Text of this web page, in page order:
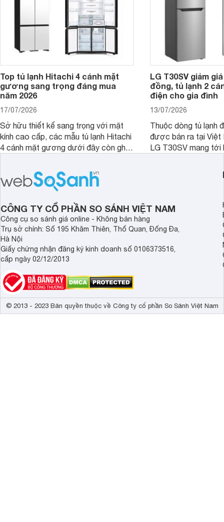
Top tủ lạnh Hitachi 4 cánh mặt
gương sang trọng đáng mua
năm 2026
17/07/2026
Sở hữu thiết kế sang trọng với mặt
kính cao cấp, các mẫu tủ lạnh Hitachi
4 cánh mặt gương dưới đây còn ghi
công nghệ bảo quản hiện đại, đáp ứng
tốt nhu cầu lưu trữ thực phẩm của gia
LG T30SV giảm
đồng, tủ lạnh 2
điện cho gia đình
13/07/2026
Thuộc dòng tủ lạnh
được bán ra tại Việt
LG T30SV mang tới
mức giá bán dễ
nhiều khách hàng
CÔNG TY CỔ PHẦN SO SÁNH VIỆT NAM
Công cụ so sánh giá online - Không bán hàng
Trụ sở chính: Số 195 Khâm Thiên, Thổ Quan, Đống Đa,
Hà Nội
Giấy chứng nhận đăng ký kinh doanh số 0106373516,
cấp ngày 02/12/2013
© 2013 - 2023 Bản quyền thuộc về Công ty cổ phần So Sánh Việt Nam